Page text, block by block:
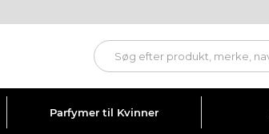
Parfymer til Kvinner